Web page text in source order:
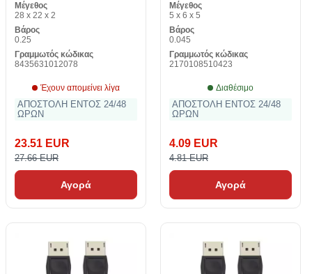
Μέγεθος
28 x 22 x 2
Βάρος
0.25
Γραμμωτός κώδικας
8435631012078
Έχουν απομείνει λίγα
ΑΠΟΣΤΟΛΗ ΕΝΤΟΣ 24/48
ΩΡΩΝ
23.51 EUR
27.66 EUR
Αγορά
Μέγεθος
5 x 6 x 5
Βάρος
0.045
Γραμμωτός κώδικας
2170108510423
Διαθέσιμο
ΑΠΟΣΤΟΛΗ ΕΝΤΟΣ 24/48
ΩΡΩΝ
4.09 EUR
4.81 EUR
Αγορά